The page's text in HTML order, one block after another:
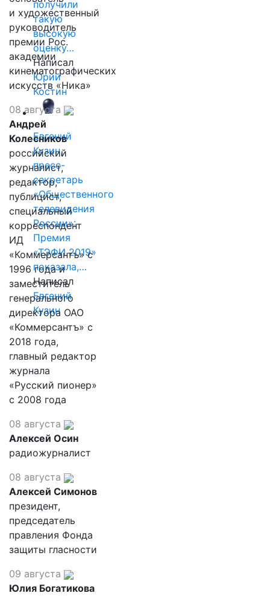
получили
такую
высокую
оценку…
Написал
Юрий
Костин
Евгений
Кузин,
пресс-
секретарь
«Общественного
телевидения
России»:
Премия
«ТЭФИ 2019»
показала,…
Написал
Евгений
Кузин
и художественный
руководитель
премии Рос.
академии
кинематографических
искусств «Ника»
08 августа
Андрей
Колесников
российский
журналист,
редактор,
публицист,
специальный
корреспондент
ИД
«Коммерсантъ» с
1996 года и
заместитель
генерального
директора ОАО
«Коммерсантъ» с
2018 года,
главный редактор
журнала
«Русский пионер»
с 2008 года
08 августа
Алексей Осин
радиожурналист
08 августа
Алексей Симонов
президент,
председатель
правления Фонда
защиты гласности
09 августа
Юлия Богатикова